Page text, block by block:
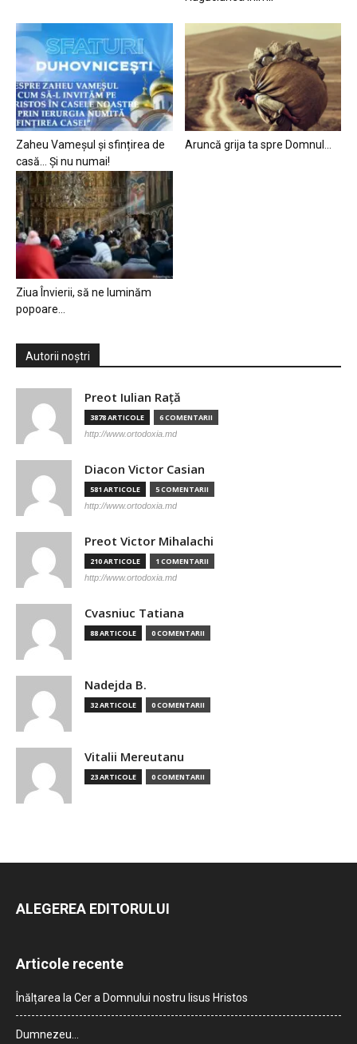
Zaheu Vameșul și sfințirea de
casă… Și nu numai!
Aruncă grija ta spre Domnul…
Ziua Învierii, să ne luminăm
popoare…
Autorii noștri
Preot Iulian Raţă
3878 ARTICOLE 6 COMENTARII
http://www.ortodoxia.md
Diacon Victor Casian
581 ARTICOLE 5 COMENTARII
http://www.ortodoxia.md
Preot Victor Mihalachi
210 ARTICOLE 1 COMENTARII
http://www.ortodoxia.md
Cvasniuc Tatiana
88 ARTICOLE 0 COMENTARII
Nadejda B.
32 ARTICOLE 0 COMENTARII
Vitalii Mereutanu
23 ARTICOLE 0 COMENTARII
ALEGEREA EDITORULUI
Articole recente
Înălțarea la Cer a Domnului nostru Iisus Hristos
Dumnezeu…